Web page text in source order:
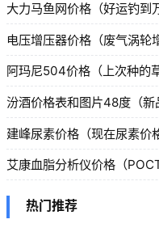
大力马鱼网价格（好运钓到
电压增压器价格（废气涡轮
阿玛尼504价格（上次种的
汾酒价格表和图片48度（新
建峰尿素价格（现在尿素价
艾康血脂分析仪价格（
热门推荐